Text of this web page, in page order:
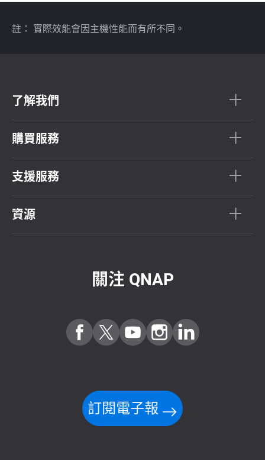
註： 實際效能會因主機性能而有所不同。
了解我們
購買服務
支援服務
資源
關注 QNAP
訂閱電子報